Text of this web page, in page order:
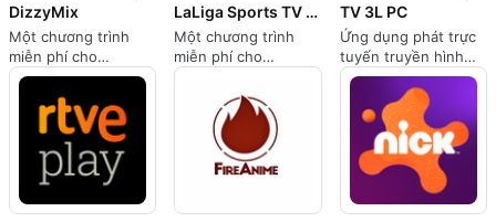
DizzyMix
Một chương trình
miễn phí cho
Android, do Payidar
phát triển.
LaLiga Sports TV - Live Videos
Một chương trình
miễn phí cho
Android, do Liga de
Fútbol Profesional
phát triển.
TV 3L PC
Ứng dụng phát trực
tuyến truyền hình
miễn phí toàn cầu